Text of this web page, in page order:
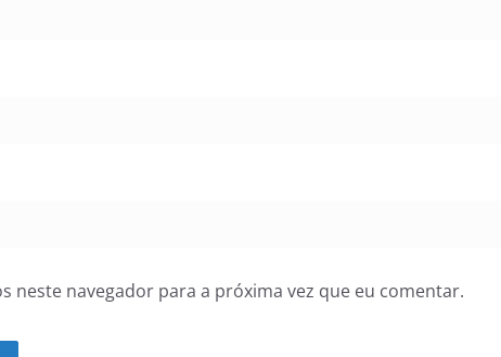
neste navegador para a próxima vez que eu comentar.